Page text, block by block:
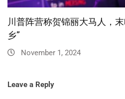
川普阵营称贺锦丽大马人，
乡”
November 1, 2024
Leave a Reply